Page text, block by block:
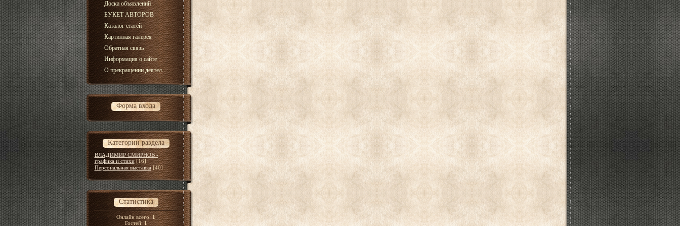
Доска объявлений
БУКЕТ АВТОРОВ
Каталог статей
Картинная галерея
Обратная связь
Информация о сайте
О прекращении деятел...
Форма входа
Категории раздела
ВЛАДИМИР СМИРНОВ -
графика и стихи [16]
Персональная выставка [40]
Статистика
Онлайн всего:1
Гостей:1